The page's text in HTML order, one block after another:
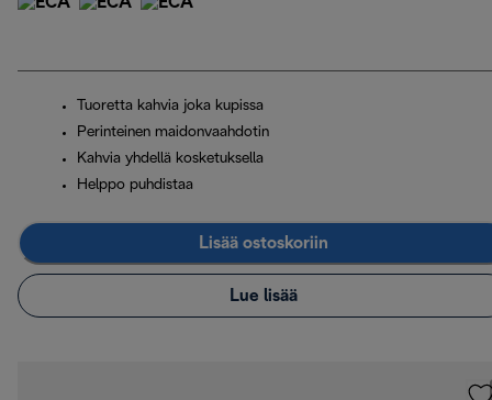
Tuoretta kahvia joka kupissa
Perinteinen maidonvaahdotin
Kahvia yhdellä kosketuksella
Helppo puhdistaa
Lisää ostoskoriin
Lue lisää